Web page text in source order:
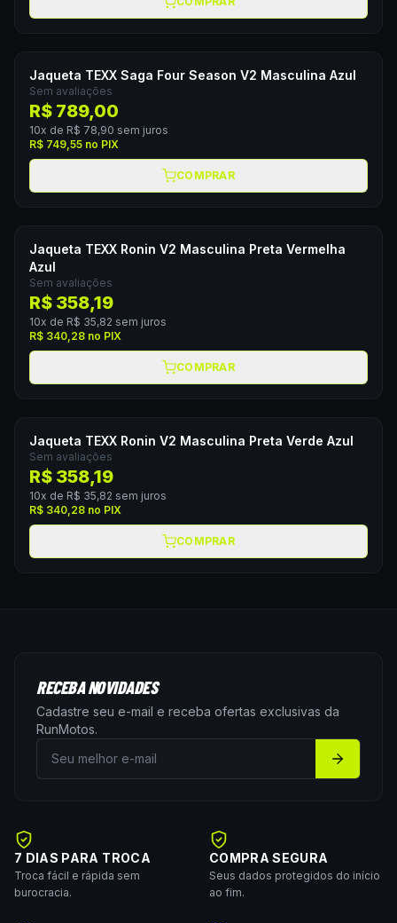
Jaqueta TEXX Saga Four Season V2 Masculina Azul
Sem avaliações
R$ 789,00
10x de R$ 78,90 sem juros
R$ 749,55 no PIX
COMPRAR
Jaqueta TEXX Ronin V2 Masculina Preta Vermelha
Azul
Sem avaliações
R$ 358,19
10x de R$ 35,82 sem juros
R$ 340,28 no PIX
COMPRAR
Jaqueta TEXX Ronin V2 Masculina Preta Verde Azul
Sem avaliações
R$ 358,19
10x de R$ 35,82 sem juros
R$ 340,28 no PIX
COMPRAR
RECEBA NOVIDADES
Cadastre seu e-mail e receba ofertas exclusivas da
RunMotos.
7 DIAS PARA TROCA
Troca fácil e rápida sem
burocracia.
COMPRA SEGURA
Seus dados protegidos do início
ao fim.